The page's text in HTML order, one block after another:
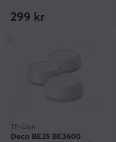
299 kr
TP-Link
Deco BE25 BE3600